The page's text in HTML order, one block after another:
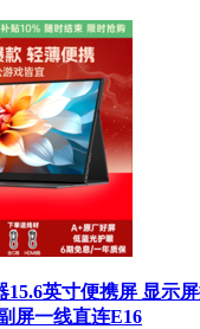
15.6英寸便携屏 显示
屏一线直连E16